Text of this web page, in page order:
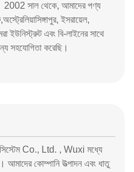
2002 সাল থেকে, আমাদের পণ্য
ইসরায়েল,
ইউনিস্ট্রুট এবং বি-লাইনের সাথে
সহযোগিতা করেছি।
Co., Ltd. , Wuxi মধ্যে
কোম্পানি উত্পাদন এবং ধাতু